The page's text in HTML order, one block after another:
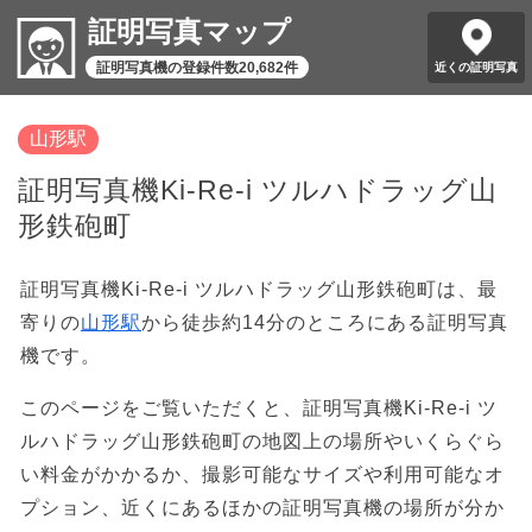
証明写真マップ
証明写真機の登録件数20,682件 近くの証明写真
山形駅
証明写真機Ki-Re-i ツルハドラッグ山
形鉄砲町
証明写真機Ki-Re-i ツルハドラッグ山形鉄砲町は、最
寄りの山形駅から徒歩約14分のところにある証明写真
機です。
このページをご覧いただくと、証明写真機Ki-Re-i ツ
ルハドラッグ山形鉄砲町の地図上の場所やいくらぐら
い料金がかかるか、撮影可能なサイズや利用可能なオ
プション、近くにあるほかの証明写真機の場所が分か